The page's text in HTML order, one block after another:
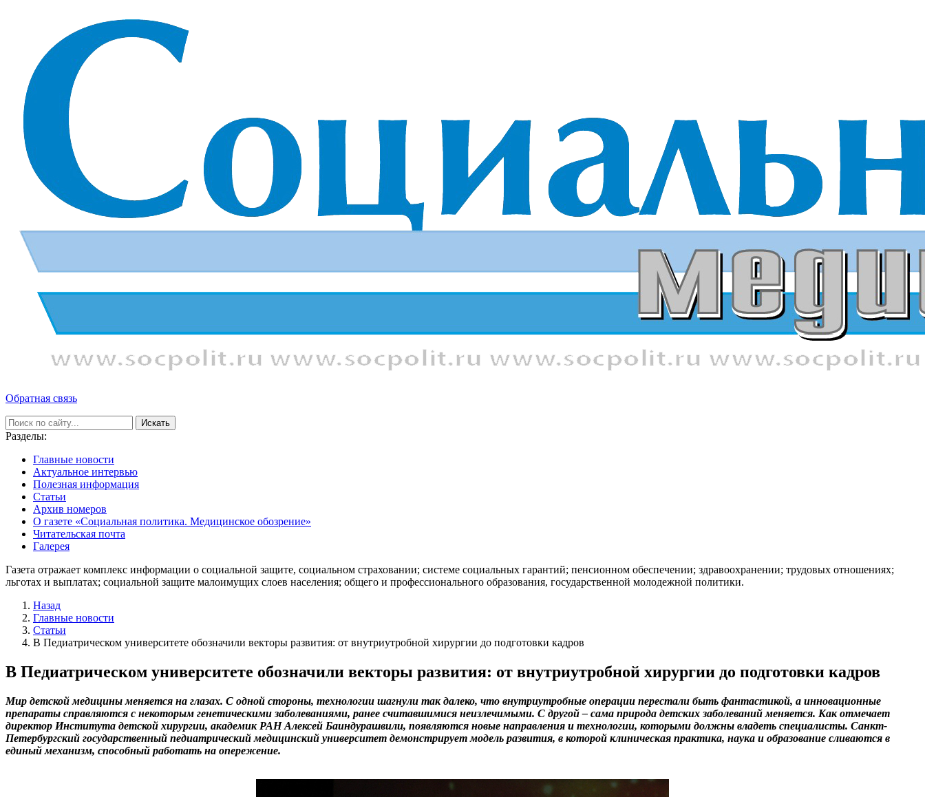
Обратная связь
Искать
Разделы:
Главные новости
Актуальное интервью
Полезная информация
Статьи
Архив номеров
О газете «Социальная политика. Медицинское обозрение»
Читательская почта
Галерея
Газета отражает комплекс информации о социальной защите, социальном страховании; системе социальных гарантий; пенсионном обеспечении; здравоохранении; трудовых отношениях;
льготах и выплатах; социальной защите малоимущих слоев населения; общего и профессионального образования, государственной молодежной политики.
Назад
Главные новости
Статьи
В Педиатрическом университете обозначили векторы развития: от внутриутробной хирургии до подготовки кадров
В Педиатрическом университете обозначили векторы развития: от внутриутробной хирургии до подготовки кадров
Мир детской медицины меняется на глазах. С одной стороны, технологии шагнули так далеко, что внутриутробные операции перестали быть фантастикой, а инновационные
препараты справляются с некоторым генетическими заболеваниями, ранее считавшимися неизлечимыми. С другой – сама природа детских заболеваний меняется. Как отмечает
директор Института детской хирургии, академик РАН Алексей Баиндурашвили, появляются новые направления и технологии, которыми должны владеть специалисты. Санкт-
Петербургский государственный педиатрический медицинский университет демонстрирует модель развития, в которой клиническая практика, наука и образование сливаются в
единый механизм, способный работать на опережение.